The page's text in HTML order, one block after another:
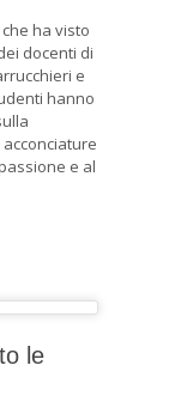
ha visto
docenti di
e
hanno
e al
le